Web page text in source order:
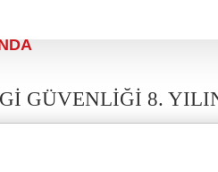
GÜVENLİĞİ 8.